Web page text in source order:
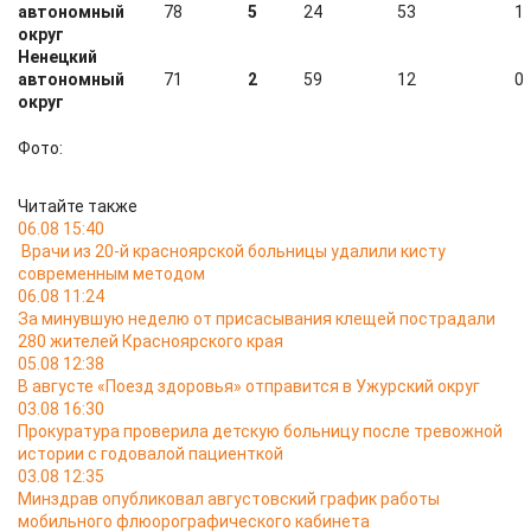
автономный
округ
78 5 24 53 1
Ненецкий
автономный
округ
71 2 59 12 0
Фото:
Читайте также
06.08 15:40
Врачи из 20-й красноярской больницы удалили кисту
современным методом
06.08 11:24
За минувшую неделю от присасывания клещей пострадали
280 жителей Красноярского края
05.08 12:38
В августе «Поезд здоровья» отправится в Ужурский округ
03.08 16:30
Прокуратура проверила детскую больницу после тревожной
истории с годовалой пациенткой
03.08 12:35
Минздрав опубликовал августовский график работы
мобильного флюорографического кабинета